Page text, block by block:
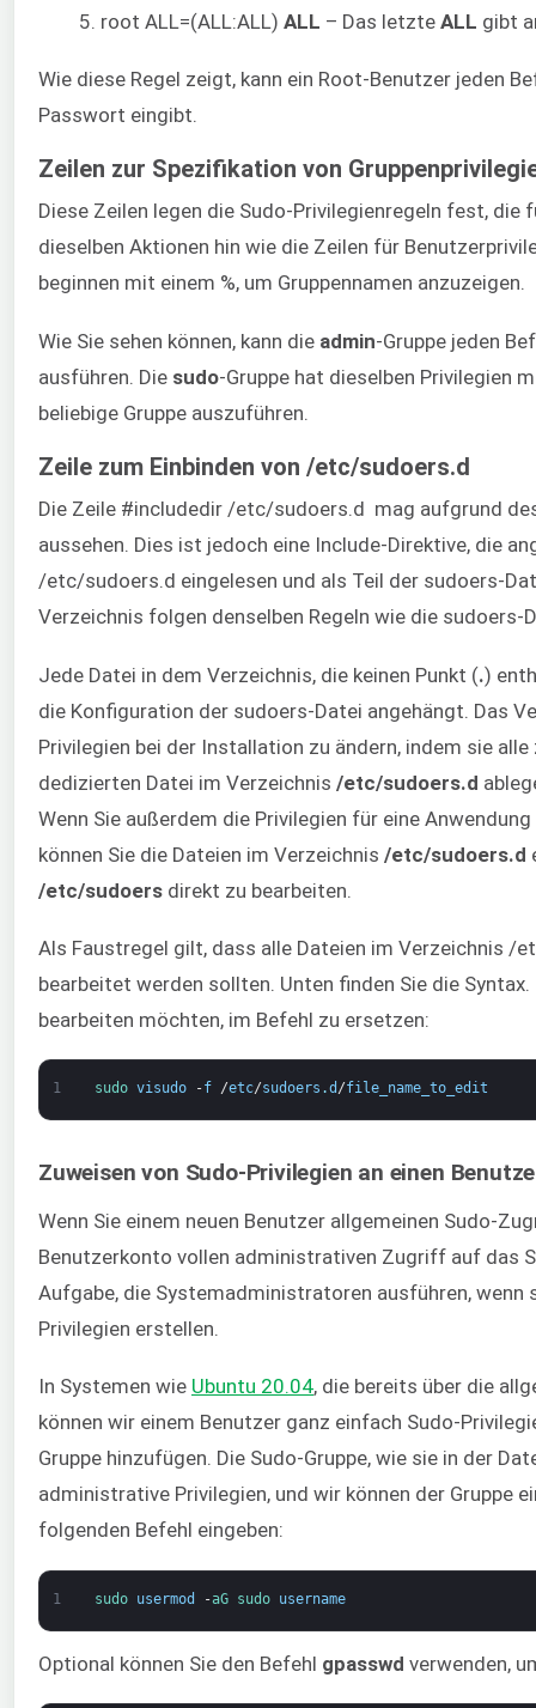
root ALL=(ALL:ALL) ALL – Das letzte ALL gibt
Wie diese Regel zeigt, kann ein Root-Benutzer jeden
Passwort eingibt.
Zeilen zur Spezifikation von
Diese Zeilen legen die Sudo-Privilegienregeln fest, die
dieselben Aktionen hin wie die Zeilen für
beginnen mit einem %, um Gruppennamen anzuzeigen.
Wie Sie sehen können, kann die admin-Gruppe jeden
ausführen. Die sudo-Gruppe hat dieselben Privilegien
beliebige Gruppe auszuführen.
Zeile zum Einbinden von /etc/sudoers.d
Die Zeile #includedir /etc/sudoers.d mag aufgrund
aussehen. Dies ist jedoch eine Include-Direktive, die
/etc/sudoers.d eingelesen und als Teil der sudoers-
Verzeichnis folgen denselben Regeln wie die sudoers-
Jede Datei in dem Verzeichnis, die keinen Punkt (.)
die Konfiguration der sudoers-Datei angehängt. Das
Privilegien bei der Installation zu ändern, indem sie
dedizierten Datei im Verzeichnis /etc/sudoers.d
Wenn Sie außerdem die Privilegien für eine
können Sie die Dateien im Verzeichnis /etc/sudoers.d
/etc/sudoers direkt zu bearbeiten.
Als Faustregel gilt, dass alle Dateien im Verzeichnis
bearbeitet werden sollten. Unten finden Sie die Syntax.
bearbeiten möchten, im Befehl zu ersetzen:
1 sudo visudo -f /etc/sudoers .d /file_name_to_edit
Zuweisen von Sudo-Privilegien an einen
Wenn Sie einem neuen Benutzer allgemeinen Sudo-
Benutzerkonto vollen administrativen Zugriff auf das
Aufgabe, die Systemadministratoren ausführen,
Privilegien erstellen.
In Systemen wie Ubuntu 20.04, die bereits über die
können wir einem Benutzer ganz einfach Sudo-
Gruppe hinzufügen. Die Sudo-Gruppe, wie sie in der
administrative Privilegien, und wir können der Gruppe
folgenden Befehl eingeben:
1 sudo usermod -aG sudo username
Optional können Sie den Befehl gpasswd verwenden,